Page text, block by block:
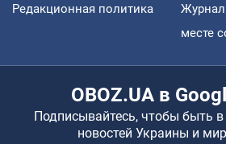
Редакционная политика
месте
OBOZ.UA в
Подписывайтесь, чтобы быть в
новостей Украины и